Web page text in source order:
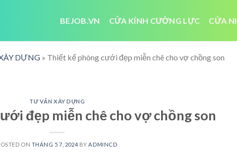
BEJOB.VN CỬA KÍNH CƯỜNG LỰC CỬA
DỰNG » Thiết kế phòng cưới đẹp miễn chê cho vợ chồng son
TƯ VẤN XÂY DỰNG
đẹp miễn chê cho vợ chồng son
ON THÁNG 5 7, 2024 BYADMINCD